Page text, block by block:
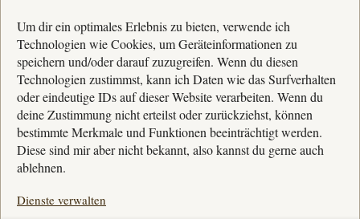
Um dir ein optimales Erlebnis zu bieten, verwende ich
Technologien wie Cookies, um Geräteinformationen zu
speichern und/oder darauf zuzugreifen. Wenn du diesen
Technologien zustimmst, kann ich Daten wie das Surfverhalten
oder eindeutige IDs auf dieser Website verarbeiten. Wenn du
deine Zustimmung nicht erteilst oder zurückziehst, können
bestimmte Merkmale und Funktionen beeinträchtigt werden.
Diese sind mir aber nicht bekannt, also kannst du gerne auch
ablehnen.
Dienste verwalten
» Impressum
» Kontakt
» Datenschutz
» Cookierichtlinien